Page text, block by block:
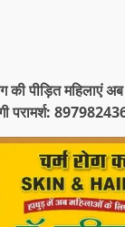
की पीड़ित महिलाएं
परामर्श: